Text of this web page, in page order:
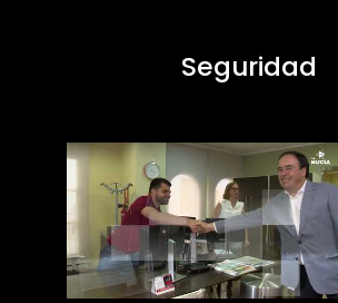
Seguridad